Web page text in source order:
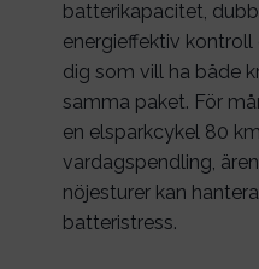
batterikapacitet,
energieffektiv
dig som vill ha både
samma paket. För
en elsparkcykel 80
vardagspendling,
nöjesturer kan
batteristress.